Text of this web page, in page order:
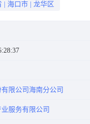
海口市 龙华区
限公司海南分公司
服务有限公司